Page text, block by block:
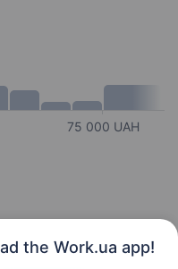
the Work.ua app!
75 000 UAH